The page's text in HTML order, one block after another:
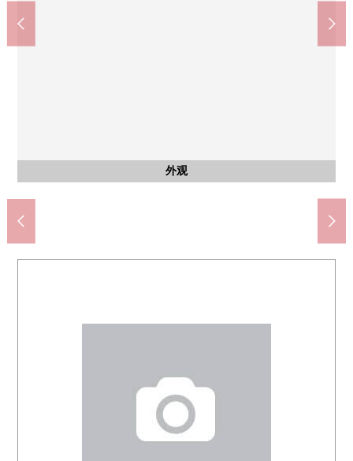
外观
客厅
※买卖对象不包括家具、供给品
客厅
※买卖对象不包括家具、供给品
室内
约5.0张塌塌米西式房间※买卖对象不包括家具、供给品
室内
约5.0张塌塌米西式房间
收纳
约5.0张塌塌米西式房间的收纳※买卖对象不包括家具、供给品
厨房
※买卖对象不包括家具、供给品
厨房
※买卖对象不包括家具、供给品
厨房
※买卖对象不包括家具、供给品
洗脸
公共汽车
厕所
门口
※买卖对象不包括家具、供给品
门口
※买卖对象不包括家具、供给品
收纳
门口收纳
阳台
※买卖对象不包括家具、供给品
风景
来自阳台的风景
风景
来自阳台的风景
风景
来自阳台的风景
其他
自行车停放处
入口
共有部分
信箱
外观
外观
Mybasket品川区民公园北店(约480m)
滨川小学(约950m)
滨川中学(约1100m)
品川区民公园(约710m)
酒寄医院(约690m)